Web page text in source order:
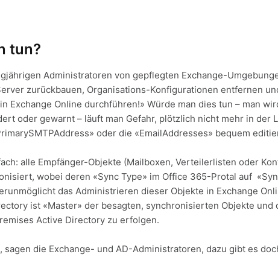
tun?
Administratoren von gepflegten Exchange-
zurückbauen, Organisations-Konfigurationen entfernen
Exchange Online durchführen!» Würde man dies tun – man
oder gewarnt – läuft man Gefahr, plötzlich nicht mehr in der
oder die «EmailAddresses» bequem
alle Empfänger-Objekte (Mailboxen, Verteilerlisten oder
wobei deren «Sync Type» im Office 365-Protal auf
das Administrieren dieser Objekte in Exchange
ist «Master» der besagten, synchronisierten Objekte und
Active Directory zu erfolgen.
sagen die Exchange- und AD-Administratoren, dazu gibt es